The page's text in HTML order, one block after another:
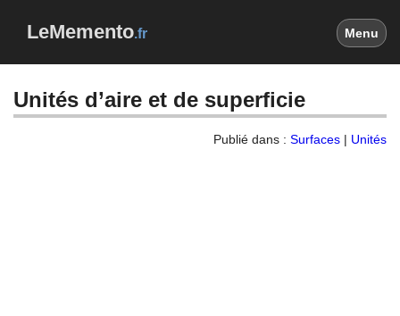
LeMemento.fr Menu
Unités d’aire et de superficie
Publié dans : Surfaces | Unités